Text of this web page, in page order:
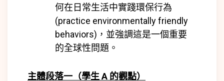
何在日常生活中實踐環保行為
(practice environmentally friendly
behaviors)，並強調這是一個重要
的全球性問題。
主體段落一（學生 A 的觀點）